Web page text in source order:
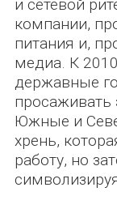
и сетевой
компании,
питания и,
медиа. К
державные
просаживать
Южные и
хрень,
работу, но